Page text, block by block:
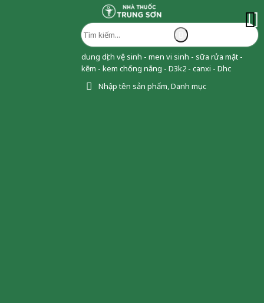
dung dịch vệ sinh - men vi sinh - sữa rửa mặt -
kẽm - kem chống nắng - D3k2 - canxi - Dhc
Nhập tên sản phẩm, Danh mục